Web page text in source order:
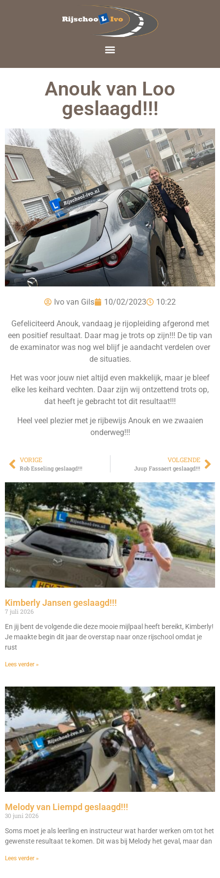
Anouk van Loo
geslaagd!!!
Ivo van Gils 10/02/2023 10:22
Gefeliciteerd Anouk, vandaag je rijopleiding afgerond met
een positief resultaat. Daar mag je trots op zijn!!! De tip van
de examinator was nog wel blijf je aandacht verdelen over
de situaties.
Het was voor jouw niet altijd even makkelijk, maar je bleef
elke les keihard vechten. Daar zijn wij ontzettend trots op,
dat heeft je gebracht tot dit resultaat!!!
Heel veel plezier met je rijbewijs Anouk en we zwaaien
onderweg!!!
VORIGE
Rob Esseling geslaagd!!!
VOLGENDE
Juup Fassaert geslaagd!!!
Kimberly Jansen geslaagd!!!
7 juli 2026
En jij bent de volgende die deze mooie mijlpaal heeft bereikt, Kimberly!
Je maakte begin dit jaar de overstap naar onze rijschool omdat je
rust
Lees verder »
Melody van Liempd geslaagd!!!
30 juni 2026
Soms moet je als leerling en instructeur wat harder werken om tot het
gewenste resultaat te komen. Dit was bij Melody het geval, maar dan
Lees verder »